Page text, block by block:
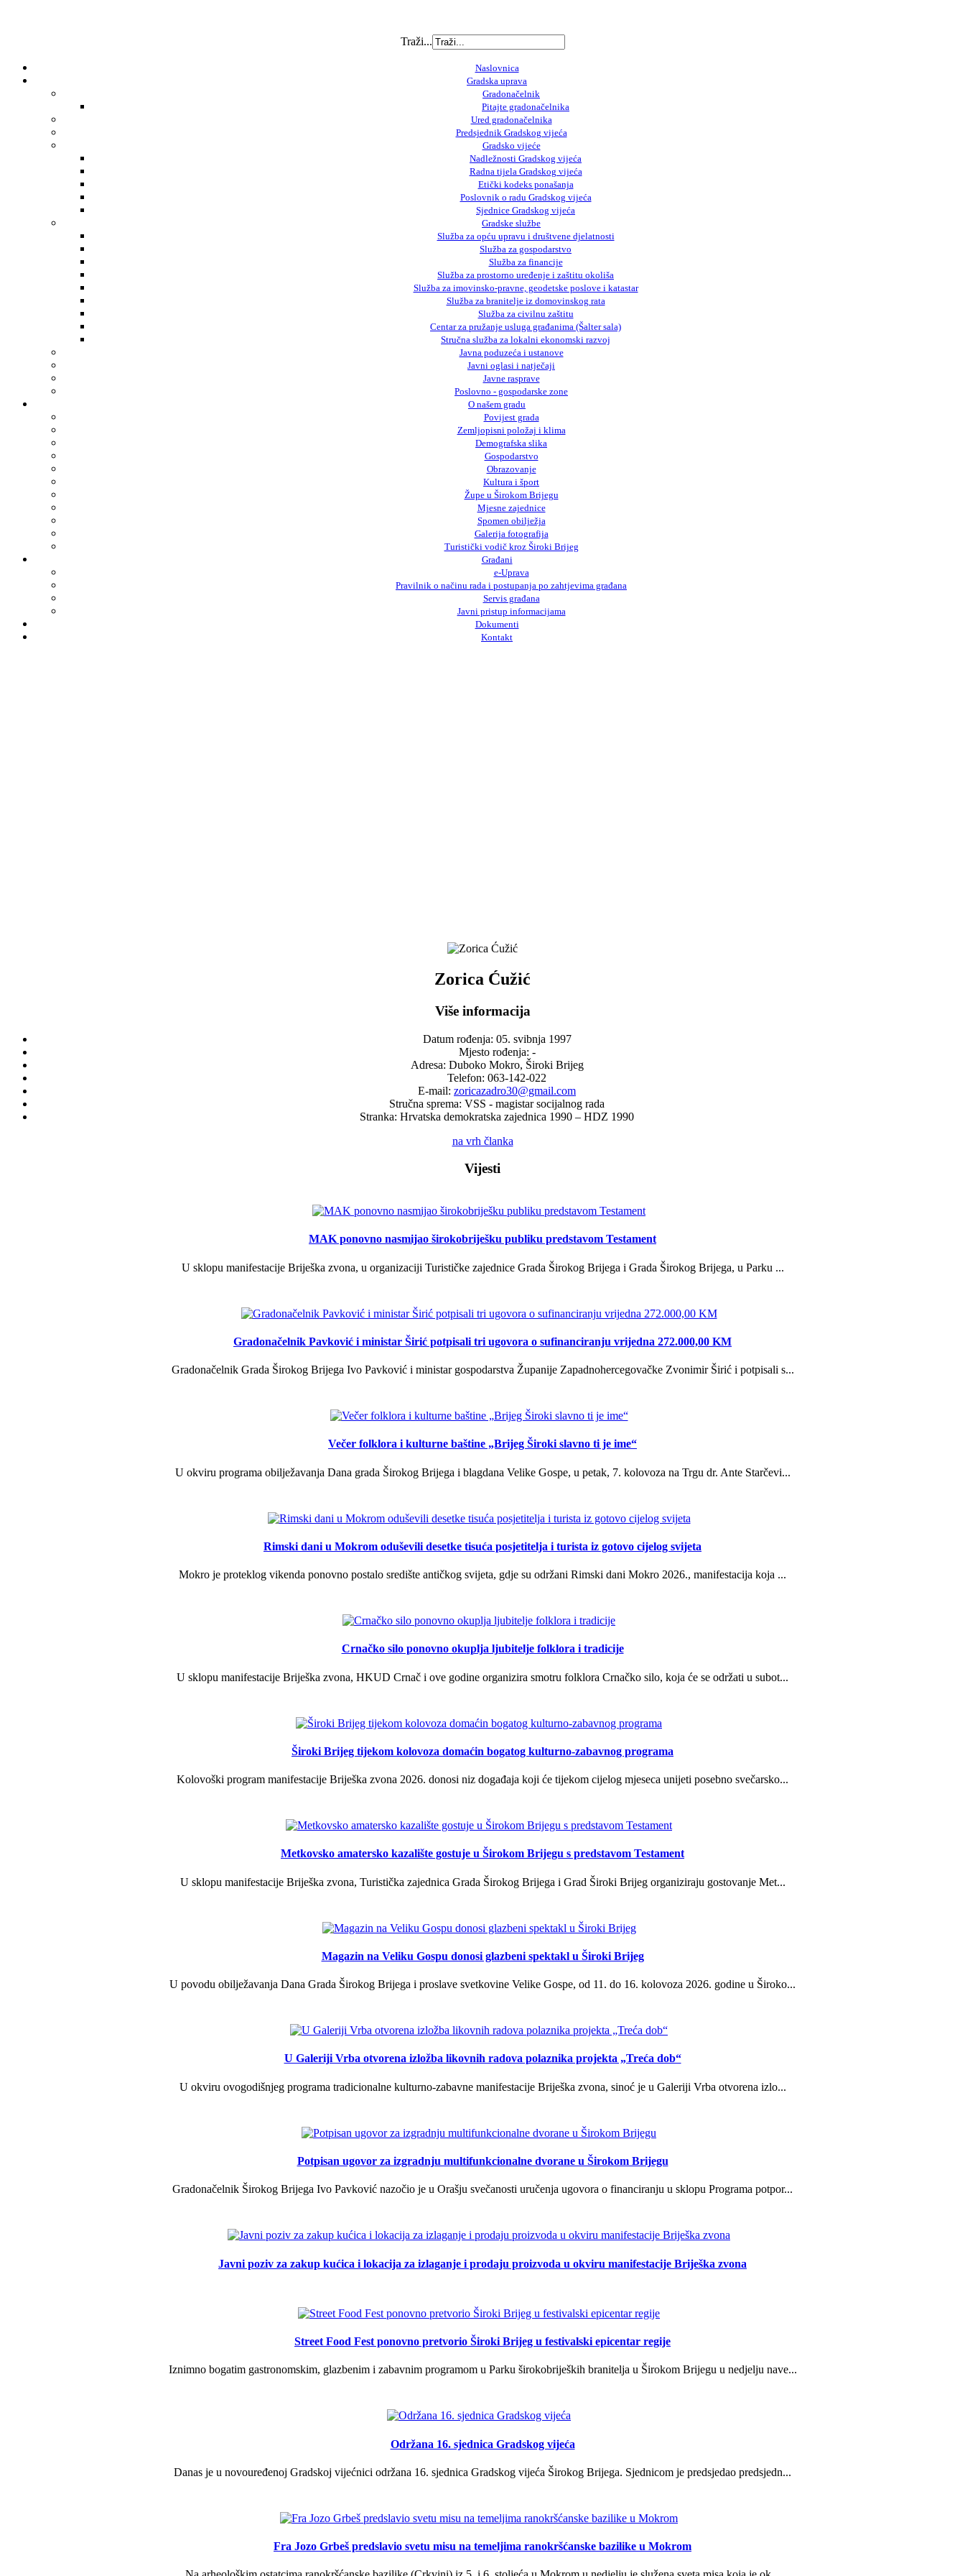
Traži...
Naslovnica
Gradska uprava
Gradonačelnik
Pitajte gradonačelnika
Ured gradonačelnika
Predsjednik Gradskog vijeća
Gradsko vijeće
Nadležnosti Gradskog vijeća
Radna tijela Gradskog vijeća
Etički kodeks ponašanja
Poslovnik o radu Gradskog vijeća
Sjednice Gradskog vijeća
Gradske službe
Služba za opću upravu i društvene djelatnosti
Služba za gospodarstvo
Služba za financije
Služba za prostorno uređenje i zaštitu okoliša
Služba za imovinsko-pravne, geodetske poslove i katastar
Služba za branitelje iz domovinskog rata
Služba za civilnu zaštitu
Centar za pružanje usluga građanima (Šalter sala)
Stručna služba za lokalni ekonomski razvoj
Javna poduzeća i ustanove
Javni oglasi i natječaji
Javne rasprave
Poslovno - gospodarske zone
O našem gradu
Povijest grada
Zemljopisni položaj i klima
Demografska slika
Gospodarstvo
Obrazovanje
Kultura i šport
Župe u Širokom Brijegu
Mjesne zajednice
Spomen obilježja
Galerija fotografija
Turistički vodič kroz Široki Brijeg
Građani
e-Uprava
Pravilnik o načinu rada i postupanja po zahtjevima građana
Servis građana
Javni pristup informacijama
Dokumenti
Kontakt
Zorica Ćužić
Više informacija
Datum rođenja: 05. svibnja 1997
Mjesto rođenja: -
Adresa: Duboko Mokro, Široki Brijeg
Telefon: 063-142-022
E-mail: zoricazadro30@gmail.com
Stručna sprema: VSS - magistar socijalnog rada
Stranka: Hrvatska demokratska zajednica 1990 – HDZ 1990
na vrh članka
Vijesti
MAK ponovno nasmijao širokobriješku publiku predstavom Testament
U sklopu manifestacije Briješka zvona, u organizaciji Turističke zajednice Grada Širokog Brijega i Grada Širokog Brijega, u Parku ...
Gradonačelnik Pavković i ministar Širić potpisali tri ugovora o sufinanciranju vrijedna 272.000,00 KM
Gradonačelnik Grada Širokog Brijega Ivo Pavković i ministar gospodarstva Županije Zapadnohercegovačke Zvonimir Širić i potpisali s...
Večer folklora i kulturne baštine „Brijeg Široki slavno ti je ime“
U okviru programa obilježavanja Dana grada Širokog Brijega i blagdana Velike Gospe, u petak, 7. kolovoza na Trgu dr. Ante Starčevi...
Rimski dani u Mokrom oduševili desetke tisuća posjetitelja i turista iz gotovo cijelog svijeta
Mokro je proteklog vikenda ponovno postalo središte antičkog svijeta, gdje su održani Rimski dani Mokro 2026., manifestacija koja ...
Crnačko silo ponovno okuplja ljubitelje folklora i tradicije
U sklopu manifestacije Briješka zvona, HKUD Crnač i ove godine organizira smotru folklora Crnačko silo, koja će se održati u subot...
Široki Brijeg tijekom kolovoza domaćin bogatog kulturno-zabavnog programa
Kolovoški program manifestacije Briješka zvona 2026. donosi niz događaja koji će tijekom cijelog mjeseca unijeti posebno svečarsko...
Metkovsko amatersko kazalište gostuje u Širokom Brijegu s predstavom Testament
U sklopu manifestacije Briješka zvona, Turistička zajednica Grada Širokog Brijega i Grad Široki Brijeg organiziraju gostovanje Met...
Magazin na Veliku Gospu donosi glazbeni spektakl u Široki Brijeg
U povodu obilježavanja Dana Grada Širokog Brijega i proslave svetkovine Velike Gospe, od 11. do 16. kolovoza 2026. godine u Široko...
U Galeriji Vrba otvorena izložba likovnih radova polaznika projekta „Treća dob“
U okviru ovogodišnjeg programa tradicionalne kulturno-zabavne manifestacije Briješka zvona, sinoć je u Galeriji Vrba otvorena izlo...
Potpisan ugovor za izgradnju multifunkcionalne dvorane u Širokom Brijegu
Gradonačelnik Širokog Brijega Ivo Pavković nazočio je u Orašju svečanosti uručenja ugovora o financiranju u sklopu Programa potpor...
Javni poziv za zakup kućica i lokacija za izlaganje i prodaju proizvoda u okviru manifestacije Briješka zvona
Street Food Fest ponovno pretvorio Široki Brijeg u festivalski epicentar regije
Iznimno bogatim gastronomskim, glazbenim i zabavnim programom u Parku širokobrijeških branitelja u Širokom Brijegu u nedjelju nave...
Održana 16. sjednica Gradskog vijeća
Danas je u novouređenoj Gradskoj vijećnici održana 16. sjednica Gradskog vijeća Širokog Brijega. Sjednicom je predsjedao predsjedn...
Fra Jozo Grbeš predslavio svetu misu na temeljima ranokršćanske bazilike u Mokrom